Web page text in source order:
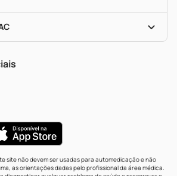
1687
site não devem ser usadas para automedicação e não
as orientações dadas pelo profissional da área médica.